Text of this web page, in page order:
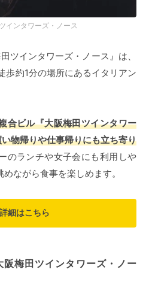
インタワーズ・ノース
ツインタワーズ・ノース』は、
歩約1分の場所にあるイタリアン
合ビル『大阪梅田ツインタワー
物帰りや仕事帰りにも立ち寄り
のランチや女子会にも利用しや
ながら食事を楽しめます。
細はこちら
阪梅田ツインタワーズ・ノー